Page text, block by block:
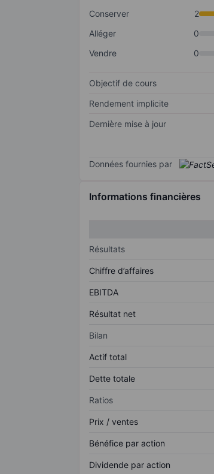
Conserver
2
Alléger
0
Vendre
0
Objectif de cours
Rendement implicite
Dernière mise à jour
Données fournies par
Informations financières
Résultats
Chiffre d’affaires
EBITDA
Résultat net
Bilan
Actif total
Dette totale
Ratios
Prix / ventes
Bénéfice par action
Dividende par action